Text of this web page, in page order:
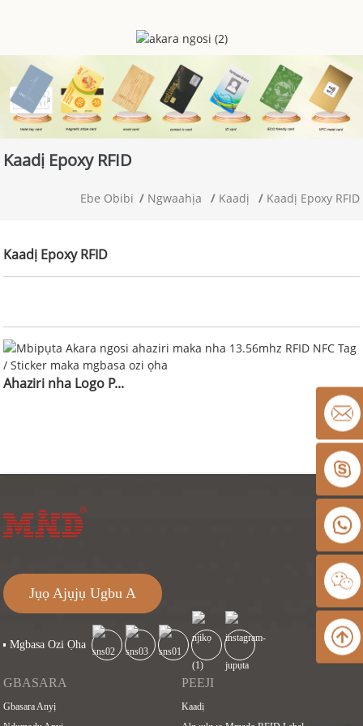
Kaadị Epoxy RFID
Ebe Obibi Ngwaahịa Kaadị Kaadị Epoxy RFID
Kaadị Epoxy RFID
Ahaziri nha Logo P...
Jụọ Ajụjụ Ugbu A
Mgbasa Ozi Ọha
GBASARA
Gbasara Anyị
PEEJI
Kaadị